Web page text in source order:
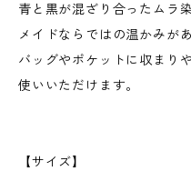
青と黒が混ざり合ったムラ
メイドならではの温かみが
バッグやポケットに収まり
使いいただけます。
【サイズ】